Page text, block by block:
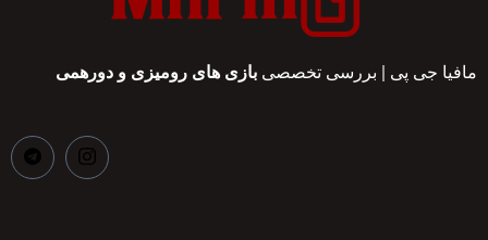
مافیا جی پی | بررسی تخصصی بازی های رومیزی و دورهمی